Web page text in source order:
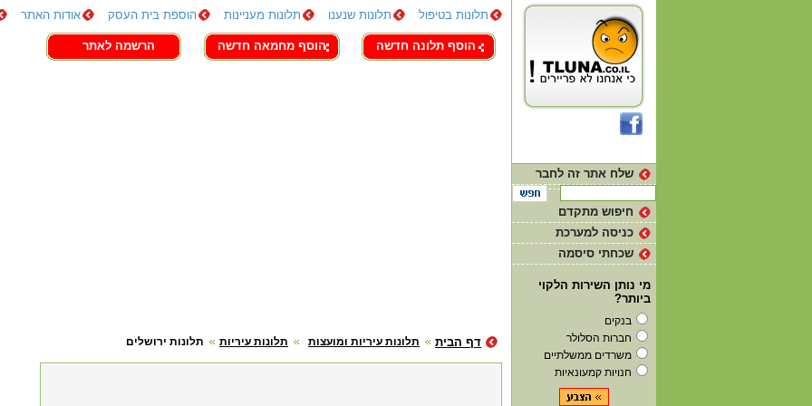
תלונות בטיפול תלונות שנענו תלונות מעניינות הוספת בית העסק אודות האתר
צור קשר
הוסף תלונה חדשה הוסף מחמאה חדשה הרשמה לאתר
תלונות ירושלים תלונות עיריות תלונות עיריות ומועצות דף הבית
שלח אתר זה לחבר
חיפוש מתקדם
כניסה למערכת
שכחתי סיסמה
מי נותן השירות הלקוי
ביותר?
בנקים
חברות הסלולר
משרדים ממשלתיים
חנויות קמעונאיות